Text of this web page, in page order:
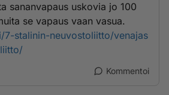
sananvapaus uskovia jo 100
se vapaus vaan vasua.
stalinin-neuvostoliitto/venajas
Kommentoi